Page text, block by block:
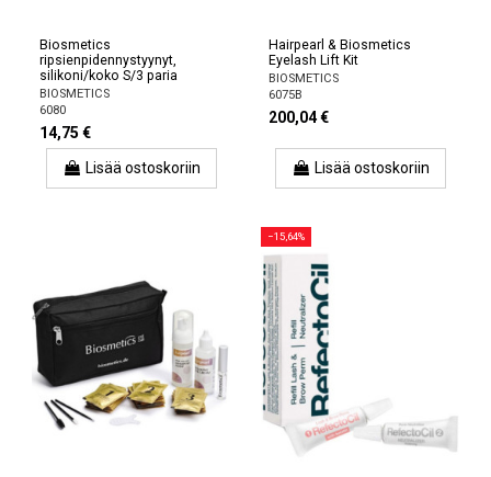
Biosmetics
ripsienpidennystyynyt,
silikoni/koko S/3 paria
BIOSMETICS
6080
14,75 €
Lisää ostoskoriin
Hairpearl & Biosmetics
Eyelash Lift Kit
BIOSMETICS
6075B
200,04 €
Lisää ostoskoriin
−15,64%